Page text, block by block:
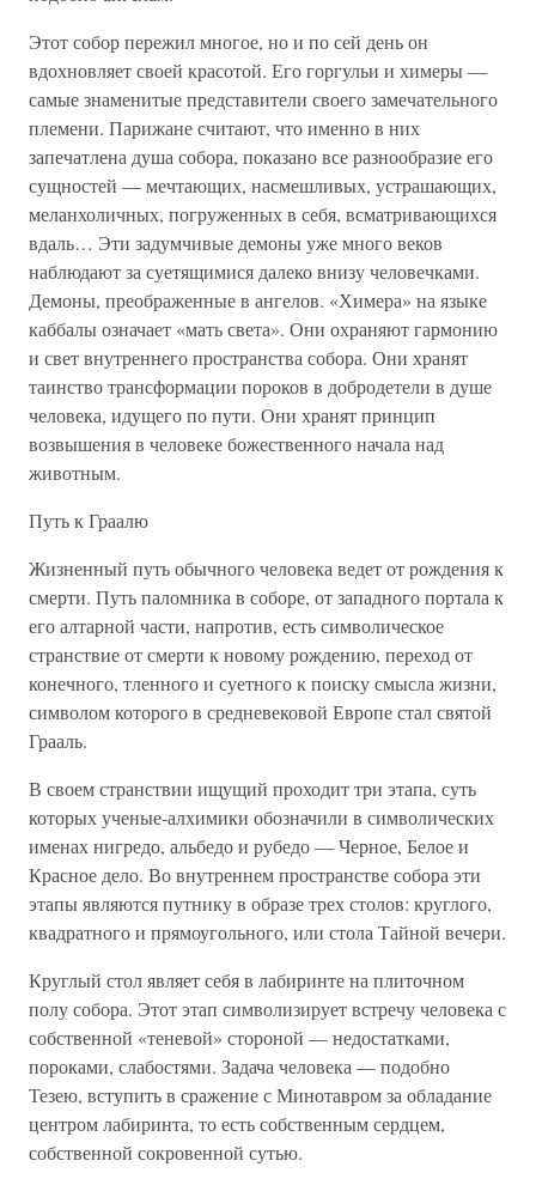
Этот собор пережил многое, но и по сей день он
вдохновляет своей красотой. Его горгульи и химеры —
самые знаменитые представители своего замечательного
племени. Парижане считают, что именно в них
запечатлена душа собора, показано все разнообразие его
сущностей — мечтающих, насмешливых, устрашающих,
меланхоличных, погруженных в себя, всматривающихся
вдаль… Эти задумчивые демоны уже много веков
наблюдают за суетящимися далеко внизу человечками.
Демоны, преображенные в ангелов. «Химера» на языке
каббалы означает «мать света». Они охраняют гармонию
и свет внутреннего пространства собора. Они хранят
таинство трансформации пороков в добродетели в душе
человека, идущего по пути. Они хранят принцип
возвышения в человеке божественного начала над
животным.
Путь к Граалю
Жизненный путь обычного человека ведет от рождения к
смерти. Путь паломника в соборе, от западного портала к
его алтарной части, напротив, есть символическое
странствие от смерти к новому рождению, переход от
конечного, тленного и суетного к поиску смысла жизни,
символом которого в средневековой Европе стал святой
Грааль.
В своем странствии ищущий проходит три этапа, суть
которых ученые-алхимики обозначили в символических
именах нигредо, альбедо и рубедо — Черное, Белое и
Красное дело. Во внутреннем пространстве собора эти
этапы являются путнику в образе трех столов: круглого,
квадратного и прямоугольного, или стола Тайной вечери.
Круглый стол являет себя в лабиринте на плиточном
полу собора. Этот этап символизирует встречу человека с
собственной «теневой» стороной — недостатками,
пороками, слабостями. Задача человека — подобно
Тезею, вступить в сражение с Минотавром за обладание
центром лабиринта, то есть собственным сердцем,
собственной сокровенной сутью.